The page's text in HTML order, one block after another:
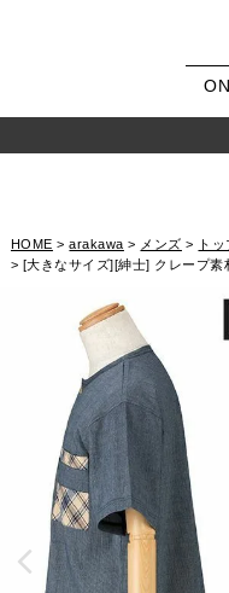
HOME arakawa メンズ
ト
[大きなサイズ][紳士] クレープ素